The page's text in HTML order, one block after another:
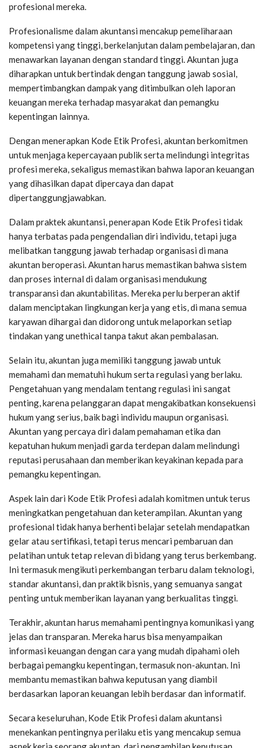
profesional mereka.
Profesionalisme dalam akuntansi mencakup pemeliharaan
kompetensi yang tinggi, berkelanjutan dalam pembelajaran, dan
menawarkan layanan dengan standard tinggi. Akuntan juga
diharapkan untuk bertindak dengan tanggung jawab sosial,
mempertimbangkan dampak yang ditimbulkan oleh laporan
keuangan mereka terhadap masyarakat dan pemangku
kepentingan lainnya.
Dengan menerapkan Kode Etik Profesi, akuntan berkomitmen
untuk menjaga kepercayaan publik serta melindungi integritas
profesi mereka, sekaligus memastikan bahwa laporan keuangan
yang dihasilkan dapat dipercaya dan dapat
dipertanggungjawabkan.
Dalam praktek akuntansi, penerapan Kode Etik Profesi tidak
hanya terbatas pada pengendalian diri individu, tetapi juga
melibatkan tanggung jawab terhadap organisasi di mana
akuntan beroperasi. Akuntan harus memastikan bahwa sistem
dan proses internal di dalam organisasi mendukung
transparansi dan akuntabilitas. Mereka perlu berperan aktif
dalam menciptakan lingkungan kerja yang etis, di mana semua
karyawan dihargai dan didorong untuk melaporkan setiap
tindakan yang unethical tanpa takut akan pembalasan.
Selain itu, akuntan juga memiliki tanggung jawab untuk
memahami dan mematuhi hukum serta regulasi yang berlaku.
Pengetahuan yang mendalam tentang regulasi ini sangat
penting, karena pelanggaran dapat mengakibatkan konsekuensi
hukum yang serius, baik bagi individu maupun organisasi.
Akuntan yang percaya diri dalam pemahaman etika dan
kepatuhan hukum menjadi garda terdepan dalam melindungi
reputasi perusahaan dan memberikan keyakinan kepada para
pemangku kepentingan.
Aspek lain dari Kode Etik Profesi adalah komitmen untuk terus
meningkatkan pengetahuan dan keterampilan. Akuntan yang
profesional tidak hanya berhenti belajar setelah mendapatkan
gelar atau sertifikasi, tetapi terus mencari pembaruan dan
pelatihan untuk tetap relevan di bidang yang terus berkembang.
Ini termasuk mengikuti perkembangan terbaru dalam teknologi,
standar akuntansi, dan praktik bisnis, yang semuanya sangat
penting untuk memberikan layanan yang berkualitas tinggi.
Terakhir, akuntan harus memahami pentingnya komunikasi yang
jelas dan transparan. Mereka harus bisa menyampaikan
informasi keuangan dengan cara yang mudah dipahami oleh
berbagai pemangku kepentingan, termasuk non-akuntan. Ini
membantu memastikan bahwa keputusan yang diambil
berdasarkan laporan keuangan lebih berdasar dan informatif.
Secara keseluruhan, Kode Etik Profesi dalam akuntansi
menekankan pentingnya perilaku etis yang mencakup semua